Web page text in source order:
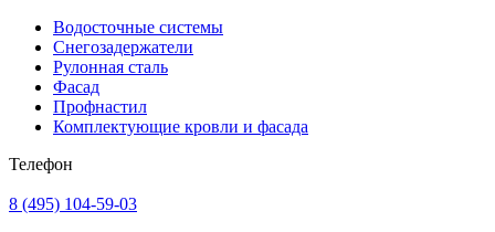
Водосточные системы
Снегозадержатели
Рулонная сталь
Фасад
Профнастил
Комплектующие кровли и фасада
Телефон
8 (495) 104-59-03